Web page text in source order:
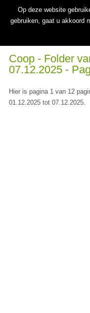
Wekelijks nieuwe folders van
Coop - Folder
07.12.2025 -
Hier is pagina 1 van 12
01.12.2025 tot 07.12.2025.
Op deze website
gebruiken, gaat u akkoord